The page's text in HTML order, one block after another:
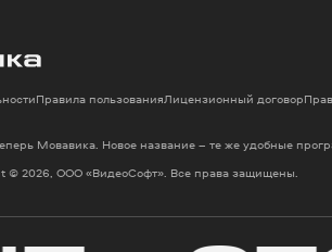
Мовавика. Новое название – те же удобные
© 2026, ООО «ВидеоСофт». Все права защищены.
Правила пользованияЛицензионный договор